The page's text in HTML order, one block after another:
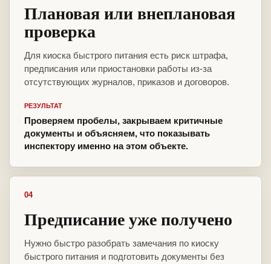
Плановая или внеплановая
проверка
Для киоска быстрого питания есть риск штрафа,
предписания или приостановки работы из-за
отсутствующих журналов, приказов и договоров.
РЕЗУЛЬТАТ
Проверяем пробелы, закрываем критичные
документы и объясняем, что показывать
инспектору именно на этом объекте.
04
Предписание уже получено
Нужно быстро разобрать замечания по киоску
быстрого питания и подготовить документы без